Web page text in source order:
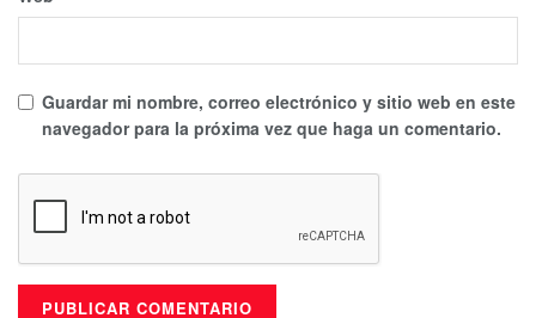
Guardar mi nombre, correo electrónico y sitio web en este
navegador para la próxima vez que haga un comentario.